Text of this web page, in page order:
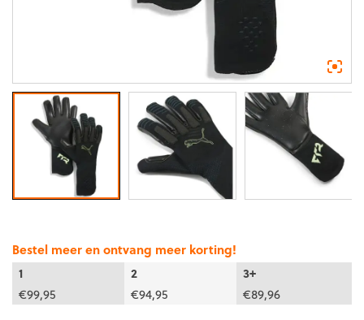
Bestel meer en ontvang meer korting!
1
2
3+
€99,95 €94,95 €89,96